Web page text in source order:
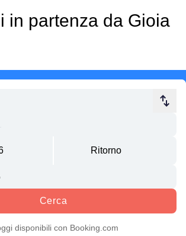
in partenza da Gioia
Cerca
disponibili con Booking.com